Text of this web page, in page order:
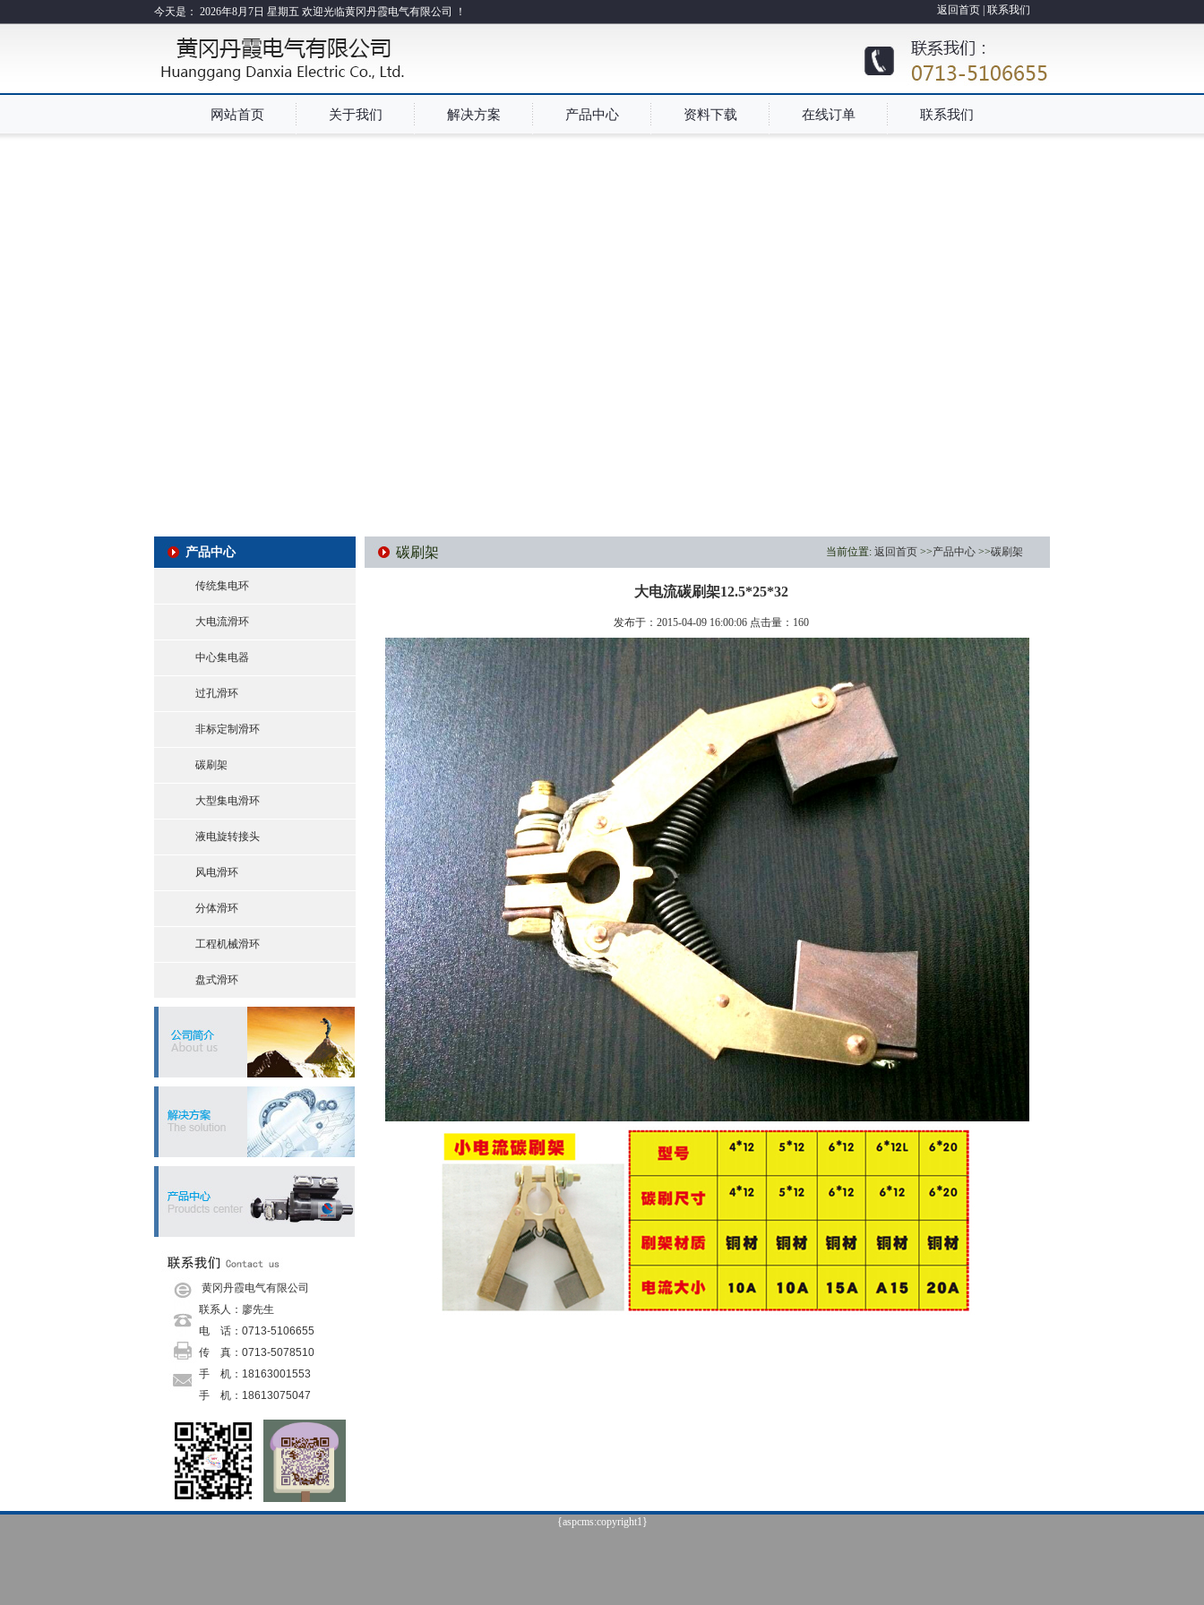
今天是： 2026年8月7日 星期五 欢迎光临黄冈丹霞电气有限公司 ！ 返回首页 联系我们
网站首页 关于我们 解决方案 产品中心 资料下载 在线订单 联系我们
产品中心
传统集电环
大电流滑环
中心集电器
过孔滑环
非标定制滑环
碳刷架
大型集电滑环
液电旋转接头
风电滑环
分体滑环
工程机械滑环
盘式滑环
黄冈丹霞电气有限公司
联系人：廖先生
电 话：0713-5106655
传 真：0713-5078510
手 机：18163001553
手 机： 18613075047
18271533530
传 真：0713-5078510
邮 箱：danxiadianqi@126.com
网 址：danxiadianqi@126.com
地 址：罗田县栗子坳村二组
碳刷架 当前位置: 返回首页 >>产品中心 >>碳刷架
大电流碳刷架12.5*25*32
发布于：2015-04-09 16:00:06 点击量： 160
{aspcms:copyright1}